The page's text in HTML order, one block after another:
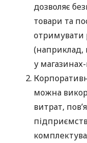
дозволяє
товари та
отримувати
(наприклад,
у
можна
витрат,